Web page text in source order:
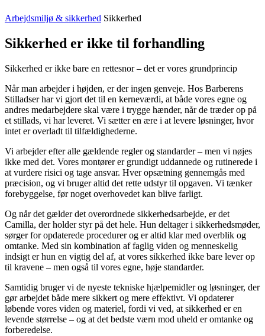
Arbejdsmiljø & sikkerhed Sikkerhed
Sikkerhed er ikke til forhandling
Sikkerhed er ikke bare en rettesnor – det er vores grundprincip
Når man arbejder i højden, er der ingen genveje. Hos Barberens
Stilladser har vi gjort det til en kerneværdi, at både vores egne og
andres medarbejdere skal være i trygge hænder, når de træder op på
et stillads, vi har leveret. Vi sætter en ære i at levere løsninger, hvor
intet er overladt til tilfældighederne.
Vi arbejder efter alle gældende regler og standarder – men vi nøjes
ikke med det. Vores montører er grundigt uddannede og rutinerede i
at vurdere risici og tage ansvar. Hver opsætning gennemgås med
præcision, og vi bruger altid det rette udstyr til opgaven. Vi tænker
forebyggelse, før noget overhovedet kan blive farligt.
Og når det gælder det overordnede sikkerhedsarbejde, er det
Camilla, der holder styr på det hele. Hun deltager i sikkerhedsmøder,
sørger for opdaterede procedurer og er altid klar med overblik og
omtanke. Med sin kombination af faglig viden og menneskelig
indsigt er hun en vigtig del af, at vores sikkerhed ikke bare lever op
til kravene – men også til vores egne, høje standarder.
Samtidig bruger vi de nyeste tekniske hjælpemidler og løsninger, der
gør arbejdet både mere sikkert og mere effektivt. Vi opdaterer
løbende vores viden og materiel, fordi vi ved, at sikkerhed er en
levende størrelse – og at det bedste værn mod uheld er omtanke og
forberedelse.